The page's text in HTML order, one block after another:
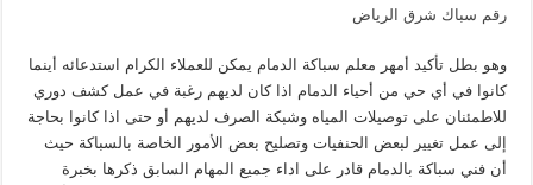
رقم سباك شرق الرياض
وهو بطل تأكيد أمهر معلم سباكة الدمام يمكن للعملاء الكرام استدعائه أينما
كانوا في أي حي من أحياء الدمام اذا كان لديهم رغبة في عمل كشف دوري
للاطمئنان على توصيلات المياه وشبكة الصرف لديهم أو حتى اذا كانوا بحاجة
إلى عمل تغيير لبعض الحنفيات وتصليح بعض الأمور الخاصة بالسباكة حيث
أن فني سباكة بالدمام قادر على اداء جميع المهام السابق ذكرها بخبرة